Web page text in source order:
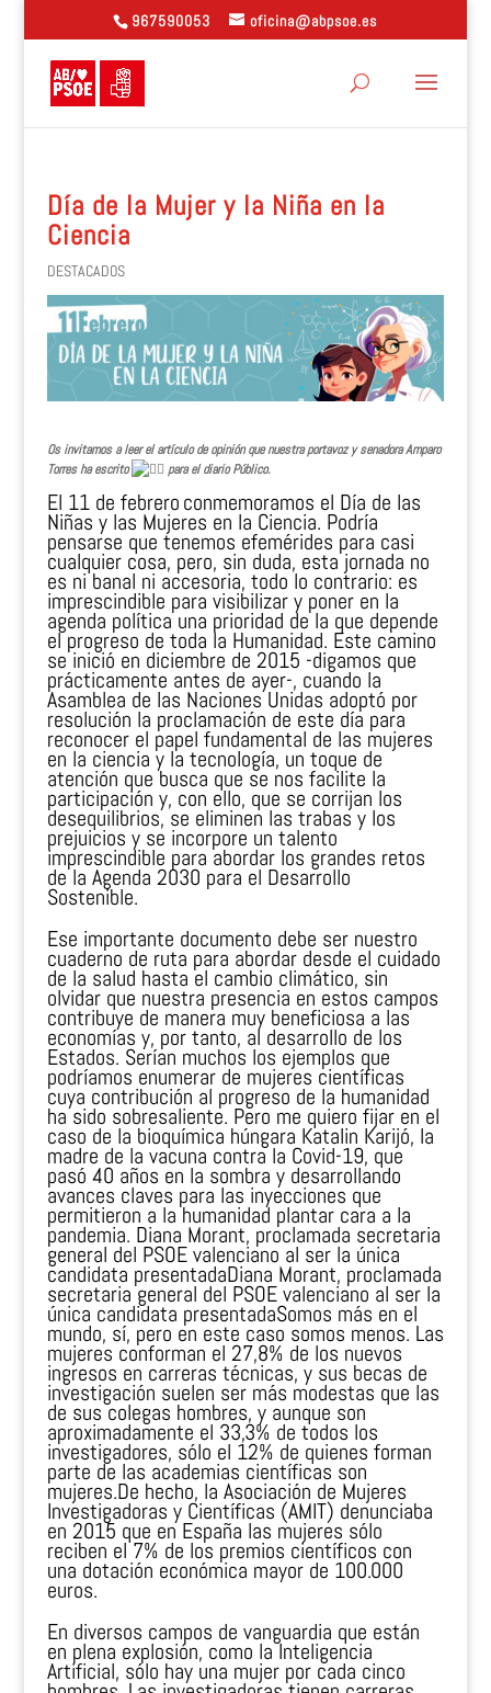
967590053 oficina@abpsoe.es
Día de la Mujer y la Niña en la
Ciencia
DESTACADOS
Os invitamos a leer el artículo de opinión que nuestra portavoz y senadora Amparo
Torres ha escrito
para el diario Público.
El 11 de febrero conmemoramos el Día de las
Niñas y las Mujeres en la Ciencia. Podría
pensarse que tenemos efemérides para casi
cualquier cosa, pero, sin duda, esta jornada no
es ni banal ni accesoria, todo lo contrario: es
imprescindible para visibilizar y poner en la
agenda política una prioridad de la que depende
el progreso de toda la Humanidad. Este camino
se inició en diciembre de 2015 -digamos que
prácticamente antes de ayer-, cuando la
Asamblea de las Naciones Unidas adoptó por
resolución la proclamación de este día para
reconocer el papel fundamental de las mujeres
en la ciencia y la tecnología, un toque de
atención que busca que se nos facilite la
participación y, con ello, que se corrijan los
desequilibrios, se eliminen las trabas y los
prejuicios y se incorpore un talento
imprescindible para abordar los grandes retos
de la Agenda 2030 para el Desarrollo
Sostenible.
Ese importante documento debe ser nuestro
cuaderno de ruta para abordar desde el cuidado
de la salud hasta el cambio climático, sin
olvidar que nuestra presencia en estos campos
contribuye de manera muy beneficiosa a las
economías y, por tanto, al desarrollo de los
Estados. Serían muchos los ejemplos que
podríamos enumerar de mujeres científicas
cuya contribución al progreso de la humanidad
ha sido sobresaliente. Pero me quiero fijar en el
caso de la bioquímica húngara Katalin Karijó, la
madre de la vacuna contra la Covid-19, que
pasó 40 años en la sombra y desarrollando
avances claves para las inyecciones que
permitieron a la humanidad plantar cara a la
pandemia. Diana Morant, proclamada secretaria
general del PSOE valenciano al ser la única
candidata presentadaDiana Morant, proclamada
secretaria general del PSOE valenciano al ser la
única candidata presentadaSomos más en el
mundo, sí, pero en este caso somos menos. Las
mujeres conforman el 27,8% de los nuevos
ingresos en carreras técnicas, y sus becas de
investigación suelen ser más modestas que las
de sus colegas hombres, y aunque son
aproximadamente el 33,3% de todos los
investigadores, sólo el 12% de quienes forman
parte de las academias científicas son
mujeres.De hecho, la Asociación de Mujeres
Investigadoras y Científicas (AMIT) denunciaba
en 2015 que en España las mujeres sólo
reciben el 7% de los premios científicos con
una dotación económica mayor de 100.000
euros.
En diversos campos de vanguardia que están
en plena explosión, como la Inteligencia
Artificial, sólo hay una mujer por cada cinco